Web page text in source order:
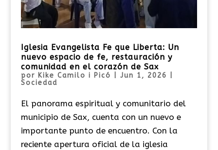
Iglesia Evangelista Fe que Liberta: Un
nuevo espacio de fe, restauración y
comunidad en el corazón de Sax
por Kike Camilo i Picó Jun 1, 2026
Sociedad
El panorama espiritual y comunitario del
municipio de Sax, cuenta con un nuevo e
importante punto de encuentro. Con la
reciente apertura oficial de la iglesia